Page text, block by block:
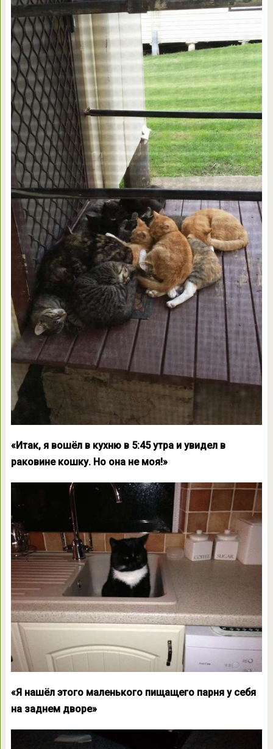
«Итак, я вошёл в кухню в 5:45 утра и увидел в
раковине кошку. Но она не моя!»
«Я нашёл этого маленького пищащего парня у себя
на заднем дворе»